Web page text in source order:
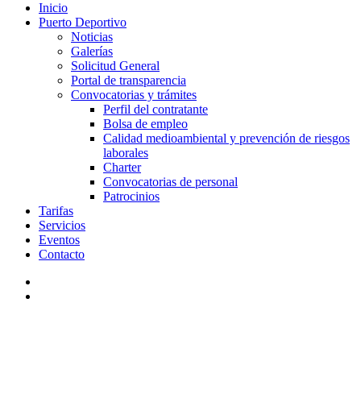
Inicio
Puerto Deportivo
Noticias
Galerías
Solicitud General
Portal de transparencia
Convocatorias y trámites
Perfil del contratante
Bolsa de empleo
Calidad medioambiental y prevención de riesgos
laborales
Charter
Convocatorias de personal
Patrocinios
Tarifas
Servicios
Eventos
Contacto